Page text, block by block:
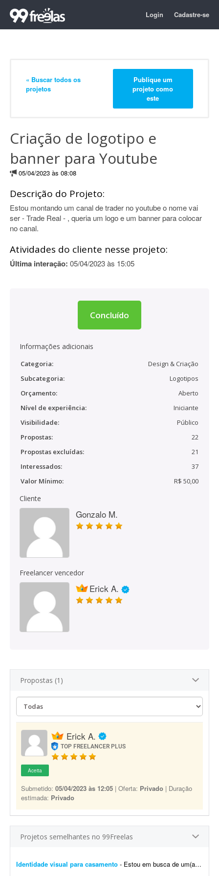
Login Cadastre-se
« Buscar todos os
projetos
Publique um
projeto como
este
Criação de logotipo e
banner para Youtube
05/04/2023 às 08:08
Descrição do Projeto:
Estou montando um canal de trader no youtube o nome vai
ser - Trade Real - , queria um logo e um banner para colocar
no canal.
Atividades do cliente nesse projeto:
Última interação: 05/04/2023 às 15:05
Concluído
Informações adicionais
Categoria:
Design & Criação
Subcategoria:
Logotipos
Orçamento:
Aberto
Nível de experiência:
Iniciante
Visibilidade:
Público
Propostas:
22
Propostas excluídas:
21
Interessados:
37
Valor Mínimo:
R$ 50,00
Cliente
Gonzalo M.
Freelancer vencedor
Erick A.
Propostas (1)
Erick A.
TOP FREELANCER PLUS
Aceita
Submetido: 05/04/2023 às 12:05 | Oferta: Privado | Duração
estimada: Privado
Projetos semelhantes no 99Freelas
Identidade visual para casamento - Estou em busca de um(a) designer para desenvolver a identidade visual para o meu casamento. O estilo será inspirado no universo medieval/encantado; temos como referência O Senhor dos A...